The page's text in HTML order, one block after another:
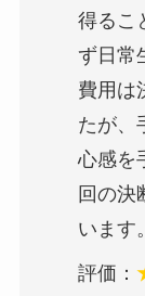
得るこ
ず日常
費用は
たが、
心感を
回の決
います。
評価：